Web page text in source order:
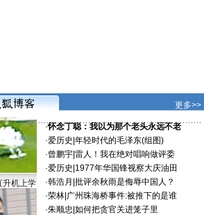
更多>>
升机上学
·怀念丁聪：我以为那个老头永远不老
·爱历史 年轻时代的毛泽东(组图)
·曾鹏宇| 雷人！我在绝对唱响做评委
·爱历史 1977年华国锋视察大庆油田
·韩浩月 批评余秋雨是侮辱中国人？
·荣林| 广州珠海桥事件:被推下的是谁
·朱顺忠 如何把贪官关进笼子里